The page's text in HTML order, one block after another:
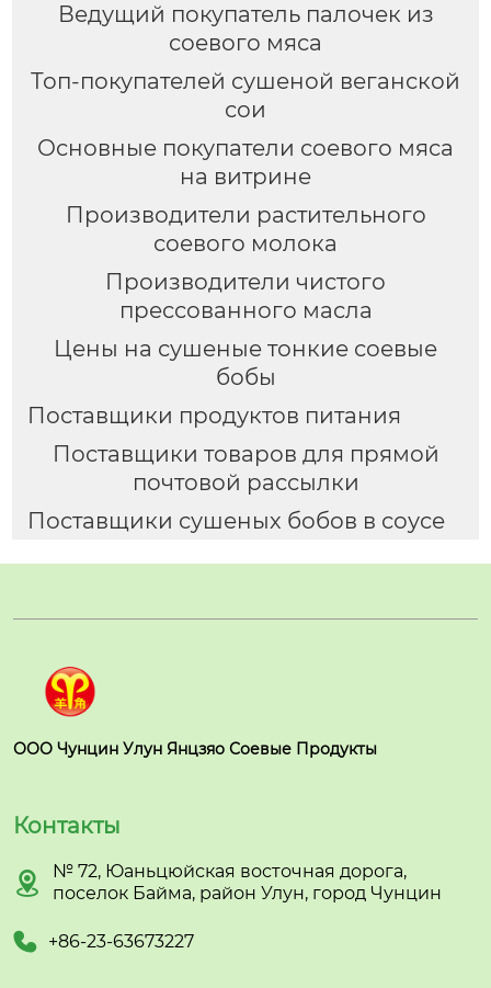
Ведущий покупатель палочек из
соевого мяса
Топ-покупателей сушеной веганской
сои
Основные покупатели соевого мяса
на витрине
Производители растительного
соевого молока
Производители чистого
прессованного масла
Цены на сушеные тонкие соевые
бобы
Поставщики продуктов питания
Поставщики товаров для прямой
почтовой рассылки
Поставщики сушеных бобов в соусе
ООО Чунцин Улун Янцзяо Соевые Продукты
Контакты

№ 72, Юаньцюйская восточная дорога,
поселок Байма, район Улун, город Чунцин
 +86-23-63673227